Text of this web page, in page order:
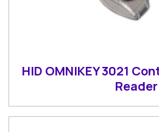
HID OMNIKEY 3021
Reader